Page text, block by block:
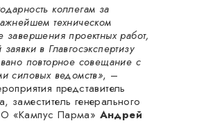
коллегам за
техническом
проектных работ,
в Главгосэкспертизу
повторное совещание с
силовых ведомств», –
представитель
заместитель генерального
«Кампус Парма» Андрей